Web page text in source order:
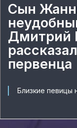
Сын
Дмитрий
первенца
Близкие певицы